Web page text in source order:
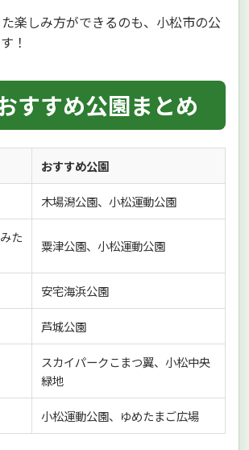
楽しみ方ができるのも、小松市の公
！
すすめ公園まとめ
おすすめ公園
木場潟公園、小松運動公園
た
粟津公園、小松運動公園
安宅海浜公園
芦城公園
スカイパークこまつ翼、小松中央
緑地
小松運動公園、ゆめたまご広場